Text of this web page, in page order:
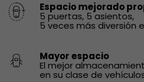
Espacio mejorado
5 puertas, 5 asientos,
5 veces más diversión
Mayor espacio
El mejor
en su clase de